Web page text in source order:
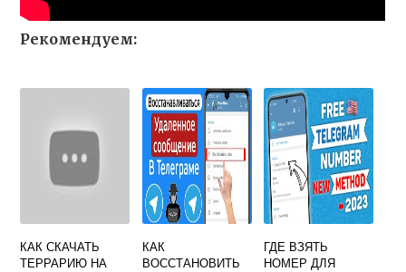
Рекомендуем:
КАК СКАЧАТЬ
ТЕРРАРИЮ НА
КАК
ВОССТАНОВИТЬ
ГДЕ ВЗЯТЬ
НОМЕР ДЛЯ